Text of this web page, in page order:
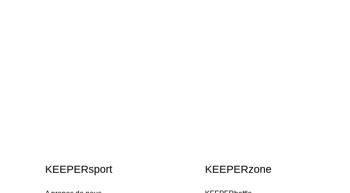
KEEPERsport KEEPERzone